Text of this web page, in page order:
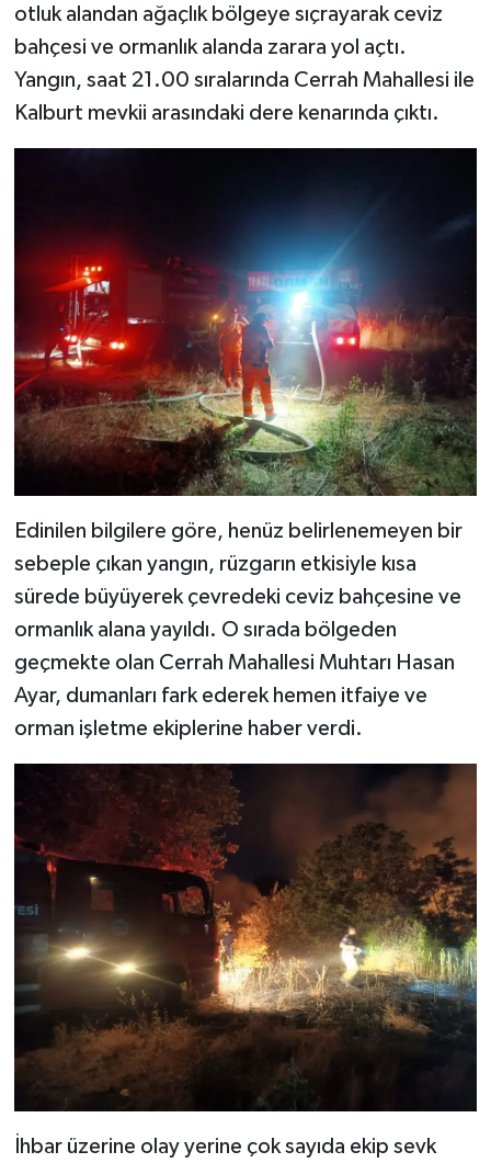
otluk alandan ağaçlık bölgeye sıçrayarak ceviz
bahçesi ve ormanlık alanda zarara yol açtı.
Yangın, saat 21.00 sıralarında Cerrah Mahallesi ile
Kalburt mevkii arasındaki dere kenarında çıktı.
Edinilen bilgilere göre, henüz belirlenemeyen bir
sebeple çıkan yangın, rüzgarın etkisiyle kısa
sürede büyüyerek çevredeki ceviz bahçesine ve
ormanlık alana yayıldı. O sırada bölgeden
geçmekte olan Cerrah Mahallesi Muhtarı Hasan
Ayar, dumanları fark ederek hemen itfaiye ve
orman işletme ekiplerine haber verdi.
İhbar üzerine olay yerine çok sayıda ekip sevk